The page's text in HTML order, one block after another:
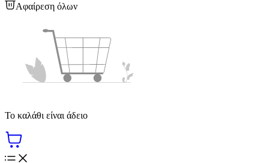
Αφαίρεση όλων
Το καλάθι είναι άδειο